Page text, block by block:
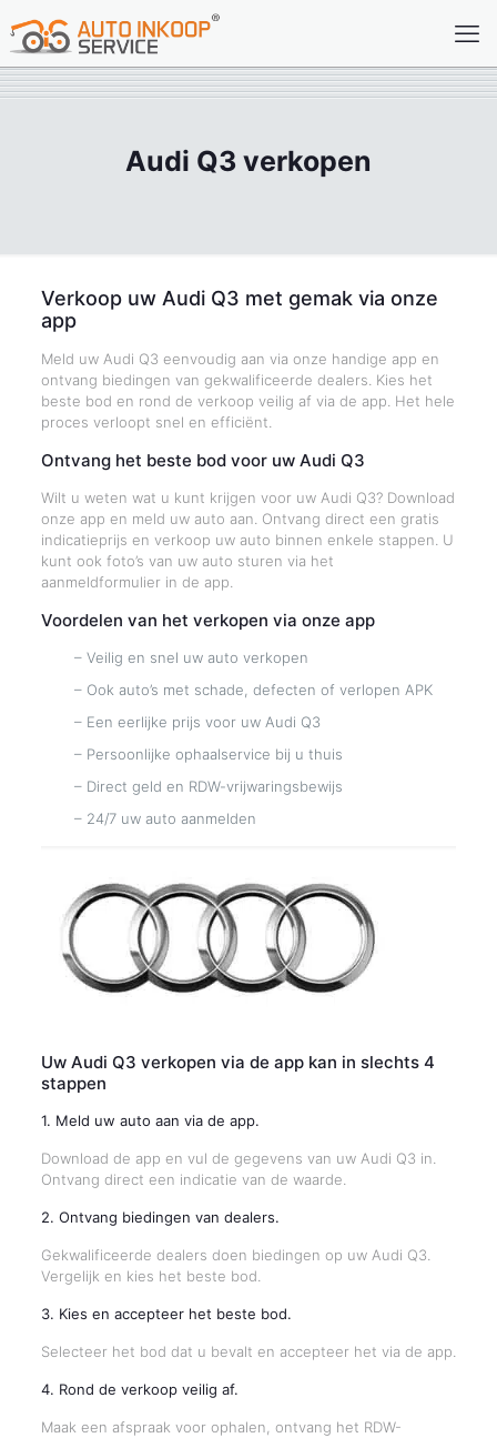
Audi Q3 verkopen
Verkoop uw Audi Q3 met gemak via onze
app
Meld uw Audi Q3 eenvoudig aan via onze handige app en
ontvang biedingen van gekwalificeerde dealers. Kies het
beste bod en rond de verkoop veilig af via de app. Het hele
proces verloopt snel en efficiënt.
Ontvang het beste bod voor uw Audi Q3
Wilt u weten wat u kunt krijgen voor uw Audi Q3? Download
onze app en meld uw auto aan. Ontvang direct een gratis
indicatieprijs en verkoop uw auto binnen enkele stappen. U
kunt ook foto’s van uw auto sturen via het
aanmeldformulier in de app.
Voordelen van het verkopen via onze app
– Veilig en snel uw auto verkopen
– Ook auto’s met schade, defecten of verlopen APK
– Een eerlijke prijs voor uw Audi Q3
– Persoonlijke ophaalservice bij u thuis
– Direct geld en RDW-vrijwaringsbewijs
– 24/7 uw auto aanmelden
Uw Audi Q3 verkopen via de app kan in slechts 4
stappen
1. Meld uw auto aan via de app.
Download de app en vul de gegevens van uw Audi Q3 in.
Ontvang direct een indicatie van de waarde.
2. Ontvang biedingen van dealers.
Gekwalificeerde dealers doen biedingen op uw Audi Q3.
Vergelijk en kies het beste bod.
3. Kies en accepteer het beste bod.
Selecteer het bod dat u bevalt en accepteer het via de app.
4. Rond de verkoop veilig af.
Maak een afspraak voor ophalen, ontvang het RDW-